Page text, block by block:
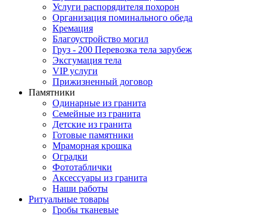
Услуги распорядителя похорон
Организация поминального обеда
Кремация
Благоустройство могил
Груз - 200 Перевозка тела зарубеж
Эксгумация тела
VIP услуги
Прижизненный договор
Памятники
Одинарные из гранита
Семейные из гранита
Детские из гранита
Готовые памятники
Мраморная крошка
Оградки
Фототаблички
Аксессуары из гранита
Наши работы
Ритуальные товары
Гробы тканевые